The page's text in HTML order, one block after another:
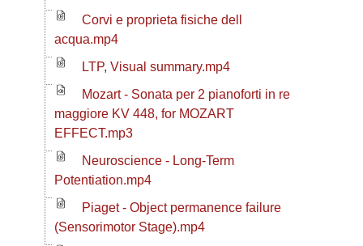
Corvi e proprieta fisiche dell
acqua.mp4
LTP, Visual summary.mp4
Mozart - Sonata per 2 pianoforti in re
maggiore KV 448, for MOZART
EFFECT.mp3
Neuroscience - Long-Term
Potentiation.mp4
Piaget - Object permanence failure
(Sensorimotor Stage).mp4